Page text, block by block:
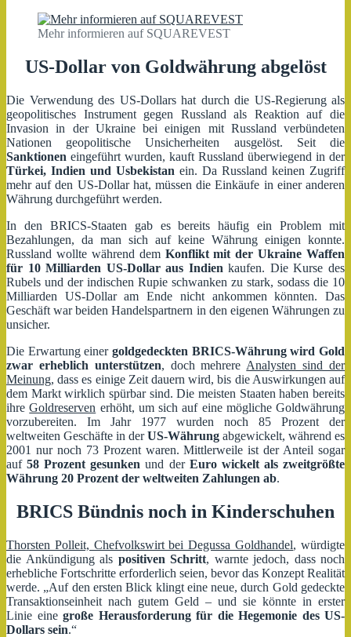
Mehr informieren auf SQUAREVEST
US-Dollar von Goldwährung abgelöst
Die Verwendung des US-Dollars hat durch die US-Regierung als
geopolitisches Instrument gegen Russland als Reaktion auf die
Invasion in der Ukraine bei einigen mit Russland verbündeten
Nationen geopolitische Unsicherheiten ausgelöst. Seit die
Sanktionen eingeführt wurden, kauft Russland überwiegend in der
Türkei, Indien und Usbekistan ein. Da Russland keinen Zugriff
mehr auf den US-Dollar hat, müssen die Einkäufe in einer anderen
Währung durchgeführt werden.
In den BRICS-Staaten gab es bereits häufig ein Problem mit
Bezahlungen, da man sich auf keine Währung einigen konnte.
Russland wollte während dem Konflikt mit der Ukraine Waffen
für 10 Milliarden US-Dollar aus Indien kaufen. Die Kurse des
Rubels und der indischen Rupie schwanken zu stark, sodass die 10
Milliarden US-Dollar am Ende nicht ankommen könnten. Das
Geschäft war beiden Handelspartnern in den eigenen Währungen zu
unsicher.
Die Erwartung einer goldgedeckten BRICS-Währung wird Gold
zwar erheblich unterstützen, doch mehrere Analysten sind der
Meinung, dass es einige Zeit dauern wird, bis die Auswirkungen auf
dem Markt wirklich spürbar sind. Die meisten Staaten haben bereits
ihreGoldreserven erhöht, um sich auf eine mögliche Goldwährung
vorzubereiten. Im Jahr 1977 wurden noch 85 Prozent der
weltweiten Geschäfte in derUS-Währung abgewickelt, während es
2001 nur noch 73 Prozent waren. Mittlerweile ist der Anteil sogar
auf58 Prozent gesunkenund der Euro wickelt alszweitgrößte
Währung 20 Prozent der weltweiten Zahlungen ab.
BRICS Bündnis noch in Kinderschuhen
Thorsten Polleit, Chefvolkswirt bei Degussa Goldhandel, würdigte
die Ankündigung als positiven Schritt, warnte jedoch, dass noch
erhebliche Fortschritte erforderlich seien, bevor das Konzept Realität
werde. „Auf den ersten Blick klingt eine neue, durch Gold gedeckte
Transaktionseinheit nach gutem Geld – und sie könnte in erster
Linie eine große Herausforderung für die Hegemonie des US-
Dollars sein.“